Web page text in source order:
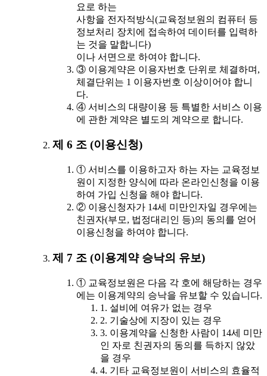
요로 하는
사항을 전자적방식(교육정보원의 컴퓨터 등
정보처리 장치에 접속하여 데이터를 입력하
는 것을 말합니다)
이나 서면으로 하여야 합니다.
③ 이용계약은 이용자번호 단위로 체결하며,
체결단위는 1 이용자번호 이상이어야 합니
다.
④ 서비스의 대량이용 등 특별한 서비스 이용
에 관한 계약은 별도의 계약으로 합니다.
제 6 조 (이용신청)
① 서비스를 이용하고자 하는 자는 교육정보
원이 지정한 양식에 따라 온라인신청을 이용
하여 가입 신청을 해야 합니다.
② 이용신청자가 14세 미만인자일 경우에는
친권자(부모, 법정대리인 등)의 동의를 얻어
이용신청을 하여야 합니다.
제 7 조 (이용계약 승낙의 유보)
① 교육정보원은 다음 각 호에 해당하는 경우
에는 이용계약의 승낙을 유보할 수 있습니다.
1. 설비에 여유가 없는 경우
2. 기술상에 지장이 있는 경우
3. 이용계약을 신청한 사람이 14세 미만
인 자로 친권자의 동의를 득하지 않았
을 경우
4. 기타 교육정보원이 서비스의 효율적